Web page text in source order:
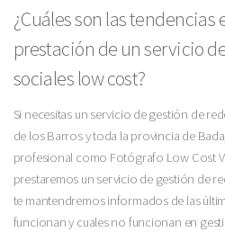
¿Cuáles son las tendencias
prestación de un servicio
sociales low cost?
Si necesitas un servicio de gestión de
de los Barros y toda la provincia de
profesional como Fotógrafo Low Cost
prestaremos un servicio de gestión de
te mantendremos informados de las
funcionan y cuales no funcionan en